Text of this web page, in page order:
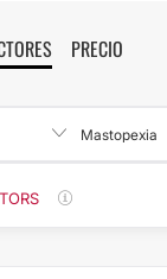
PRECIO
Mastopexia